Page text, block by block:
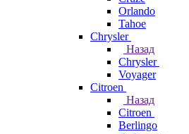
Orlando
Tahoe
Chrysler
Назад
Chrysler
Voyager
Citroen
Назад
Citroen
Berlingo